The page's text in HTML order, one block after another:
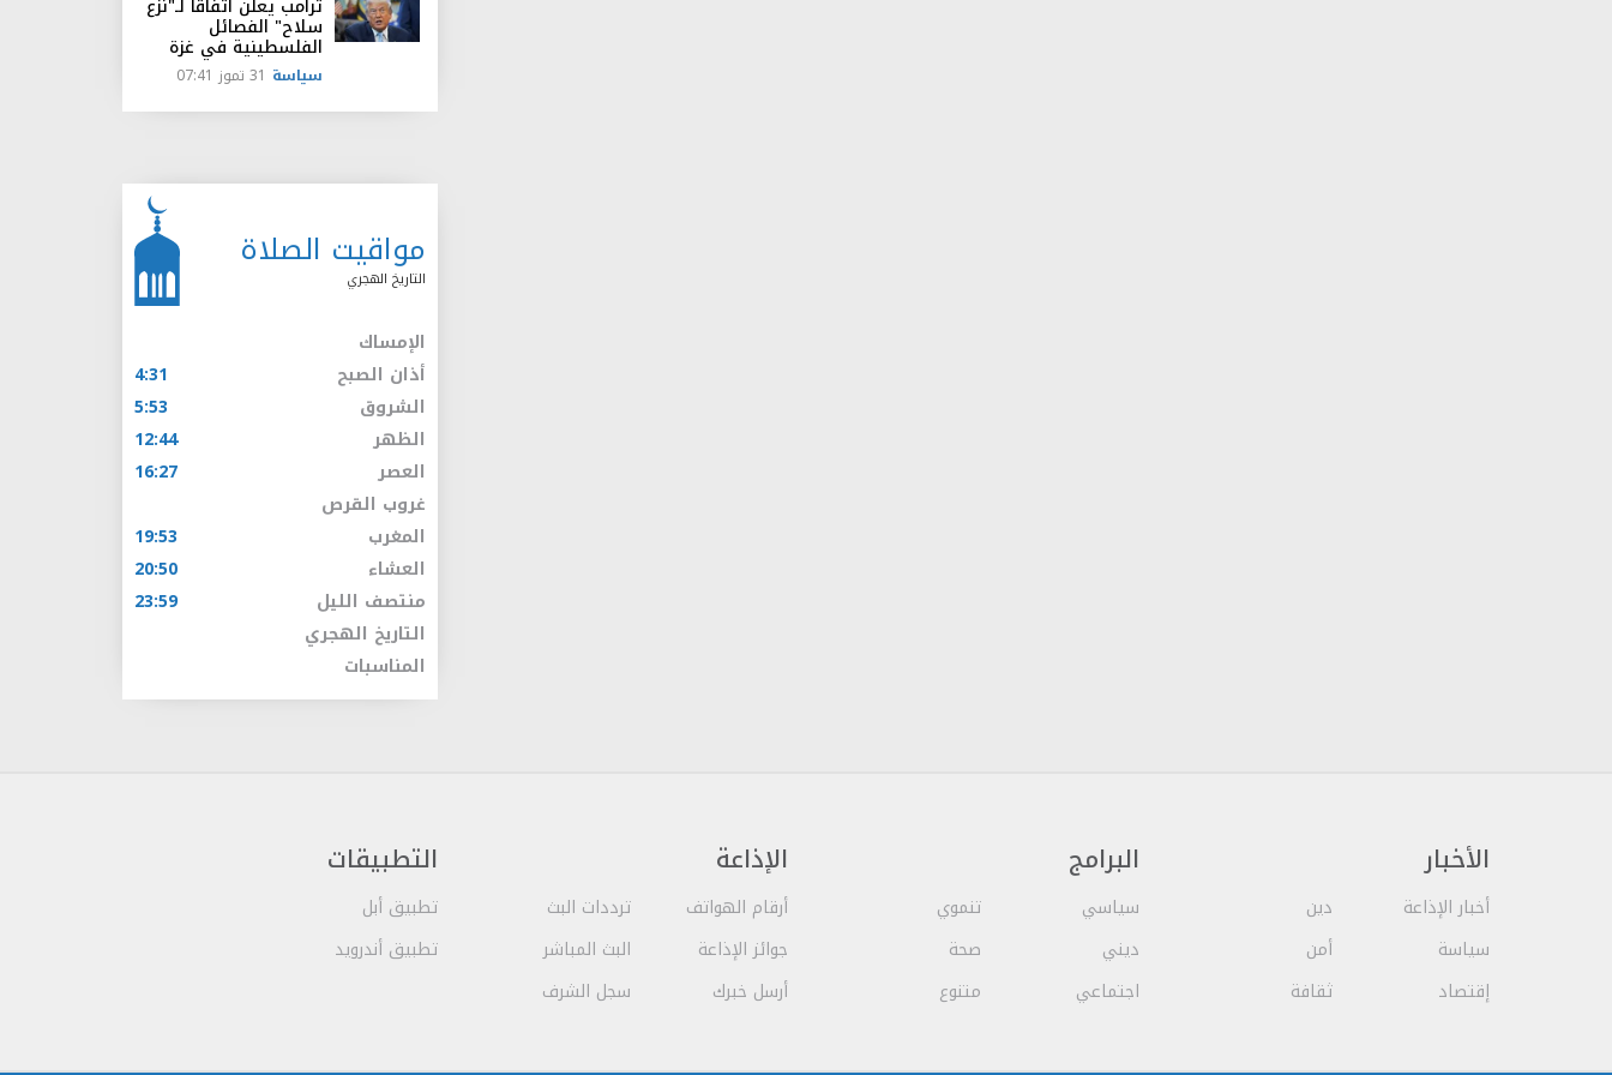
سلاح" الفصائل
الفلسطينية في غزة
سياسة 31 تموز 07:41
مواقيت الصلاة
التاريخ الهجري
الإمساك
أذان الصبح
4:31
الشروق
5:53
الظهر
12:44
العصر
16:27
غروب القرص
المغرب
19:53
العشاء
20:50
منتصف الليل
23:59
التاريخ الهجري
المناسبات
الأخبار
أخبار الإذاعة
سياسة
إقتصاد
دين
أمن
ثقافة
البرامج
سياسي
ديني
اجتماعي
تنموي
صحة
متنوع
الإذاعة
أرقام الهواتف
جوائز الإذاعة
أرسل خبرك
ترددات البث
البث المباشر
سجل الشرف
التطبيقات
تطبيق أبل
تطبيق أندرويد